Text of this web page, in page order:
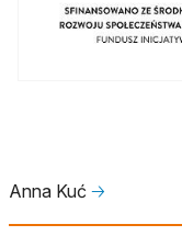
Anna Kuć 🡢